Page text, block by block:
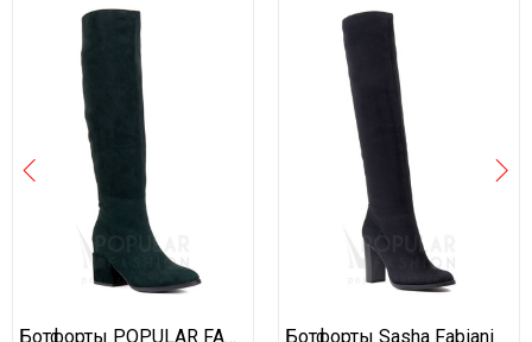
Ботфорты POPULAR FASHION Ботфорты Sasha Fabiani